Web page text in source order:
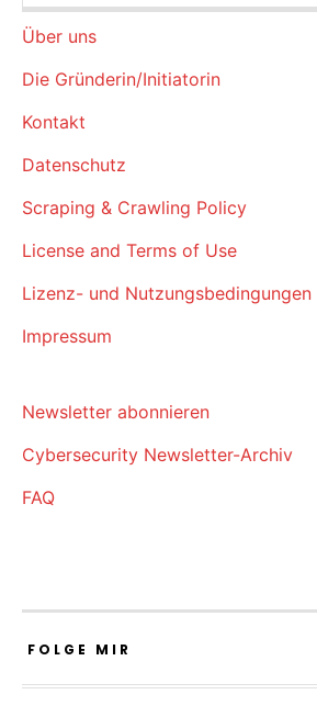
Über uns
Die Gründerin/Initiatorin
Kontakt
Datenschutz
Scraping & Crawling Policy
License and Terms of Use
Lizenz- und Nutzungsbedingungen
Impressum
Newsletter abonnieren
Cybersecurity Newsletter-Archiv
FAQ
FOLGE MIR